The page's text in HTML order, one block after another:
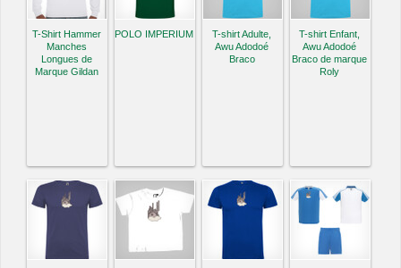
T-Shirt Hammer
Manches
Longues de
Marque Gildan
POLO IMPERIUM
T-shirt Adulte,
Awu Adodoé
Braco
T-shirt Enfant,
Awu Adodoé
Braco de marque
Roly